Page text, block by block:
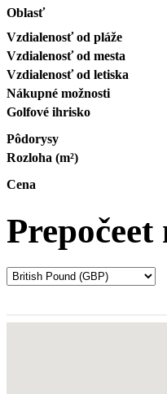
Oblasť
Vzdialenosť od pláže
Vzdialenosť od mesta
Vzdialenosť od letiska
Nákupné možnosti
Golfové ihrisko
Pôdorysy
Rozloha (m²)
Cena
Prepočeet